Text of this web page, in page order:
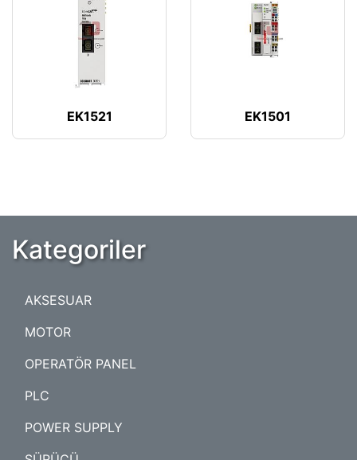
EK1521 EK1501
Kategoriler
AKSESUAR
MOTOR
OPERATÖR PANEL
PLC
POWER SUPPLY